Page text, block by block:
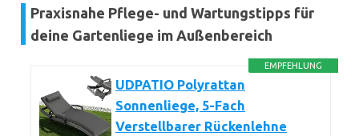
Praxisnahe Pflege- und Wartungstipps für
deine Gartenliege im Außenbereich
EMPFEHLUNG
UDPATIO Polyrattan
Sonnenliege, 5-Fach
Verstellbarer Rückenlehne